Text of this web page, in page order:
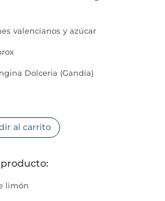
valencianos y azúcar
Dolceria (Gandía)
al carrito
limón